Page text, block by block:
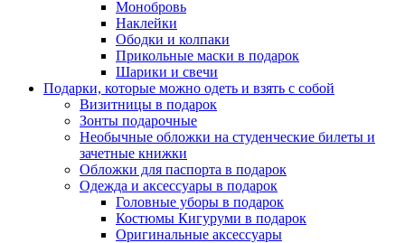
Монобровь
Наклейки
Ободки и колпаки
Прикольные маски в подарок
Шарики и свечи
Подарки, которые можно одеть и взять с собой
Визитницы в подарок
Зонты подарочные
Необычные обложки на студенческие билеты и
зачетные книжки
Обложки для паспорта в подарок
Одежда и аксессуары в подарок
Головные уборы в подарок
Костюмы Кигуруми в подарок
Оригинальные аксессуары